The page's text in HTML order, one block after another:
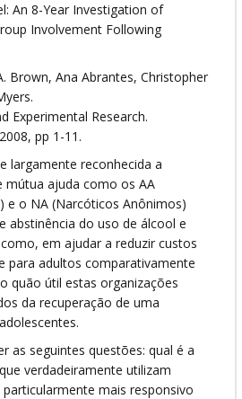
An 8-Year Investigation of
Involvement Following
Brown, Ana Abrantes, Christopher
Experimental Research.
pp 1-11.
largamente reconhecida a
mútua ajuda como os AA
e o NA (Narcóticos Anônimos)
abstinência do uso de álcool e
em ajudar a reduzir custos
para adultos comparativamente
quão útil estas organizações
da recuperação de uma
as seguintes questões: qual é a
verdadeiramente utilizam
mais responsivo